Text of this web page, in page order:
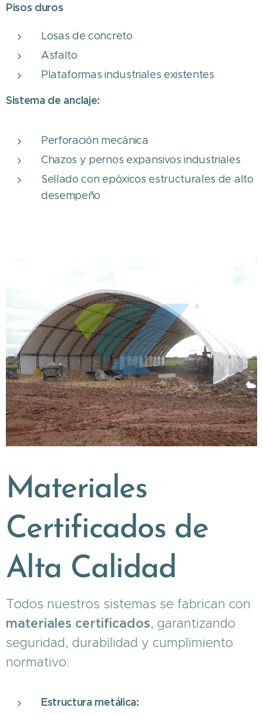
Pisos duros
Losas de concreto
Asfalto
Plataformas industriales existentes
Sistema de anclaje:
Perforación mecánica
Chazos y pernos expansivos industriales
Sellado con epóxicos estructurales de alto
desempeño
Materiales
Certificados de
Alta Calidad
Todos nuestros sistemas se fabrican con
materiales certificados, garantizando
seguridad, durabilidad y cumplimiento
normativo:
Estructura metálica: